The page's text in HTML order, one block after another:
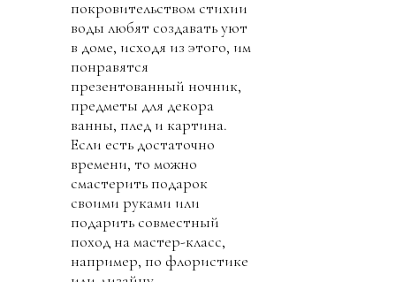
покровительством стихии
воды любят создавать уют
в доме, исходя из этого, им
понравятся
презентованный ночник,
предметы для декора
ванны, плед и картина.
Если есть достаточно
времени, то можно
смастерить подарок
своими руками или
подарить совместный
поход на мастер-класс,
например, по флористике